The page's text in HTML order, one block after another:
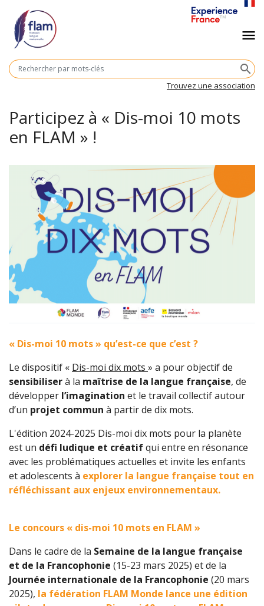
contenu
principal
Navigation
principalesearch
Trouvez une association
menu
Participez à « Dis-moi 10 mots
en FLAM » !
« Dis-moi 10 mots » qu’est-ce que c’est ?
Le dispositif « Dis-moi dix mots » a pour objectif de
sensibiliserà la maîtrise de la langue française, de
développer l’imagination et le travail collectif autour
d’un projet commun à partir de dix mots.
L'édition 2024-2025 Dis-moi dix mots pour la planète
est un défi ludique et créatifqui entre en résonance
avec les problématiques actuelles et invite les enfants
et adolescents à explorer la langue française tout en
réfléchissant aux enjeux environnementaux.
Le concours « dis-moi 10 mots en FLAM »
Dans le cadre de la Semaine de la langue française
et de la Francophonie (15-23 mars 2025) et de la
Journée internationale de la Francophonie (20 mars
2025), la fédération FLAM Monde lance une édition